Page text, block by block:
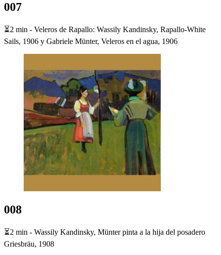
007
⏳2 min - Veleros de Rapallo: Wassily Kandinsky, Rapallo-White
Sails, 1906 y Gabriele Münter, Veleros en el agua, 1906
008
⏳2 min - Wassily Kandinsky, Münter pinta a la hija del posadero
Griesbräu, 1908